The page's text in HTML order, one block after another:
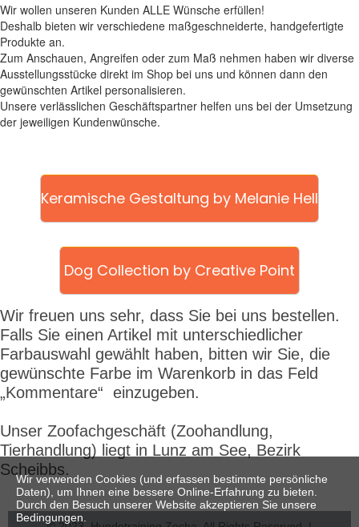
Wir wollen unseren Kunden ALLE Wünsche erfüllen!
Deshalb bieten wir verschiedene maßgeschneiderte, handgefertigte
Produkte an.
Zum Anschauen, Angreifen oder zum Maß nehmen haben wir diverse
Ausstellungsstücke direkt im Shop bei uns und können dann den
gewünschten Artikel personalisieren.
Unsere verlässlichen Geschäftspartner helfen uns bei der Umsetzung
der jeweiligen Kundenwünsche.
Keramische Gestaltung by Melanie Hell
Dog Collection by Creative Point
Wir freuen uns sehr, dass Sie bei uns bestellen.
Falls Sie einen Artikel mit unterschiedlicher
Farbauswahl gewählt haben, bitten wir Sie, die
gewünschte Farbe im Warenkorb in das Feld
„Kommentare“ einzugeben.
Unser Zoofachgeschäft (Zoohandlung,
Tierhandlung) liegt in Lunz am See, Bezirk
Scheibbs.
Wir verwenden Cookies (und erfassen bestimmte persönliche
Daten), um Ihnen eine bessere Online-Erfahrung zu bieten.
Durch den Besuch unserer Website akzeptieren Sie unsere
Bedingungen.